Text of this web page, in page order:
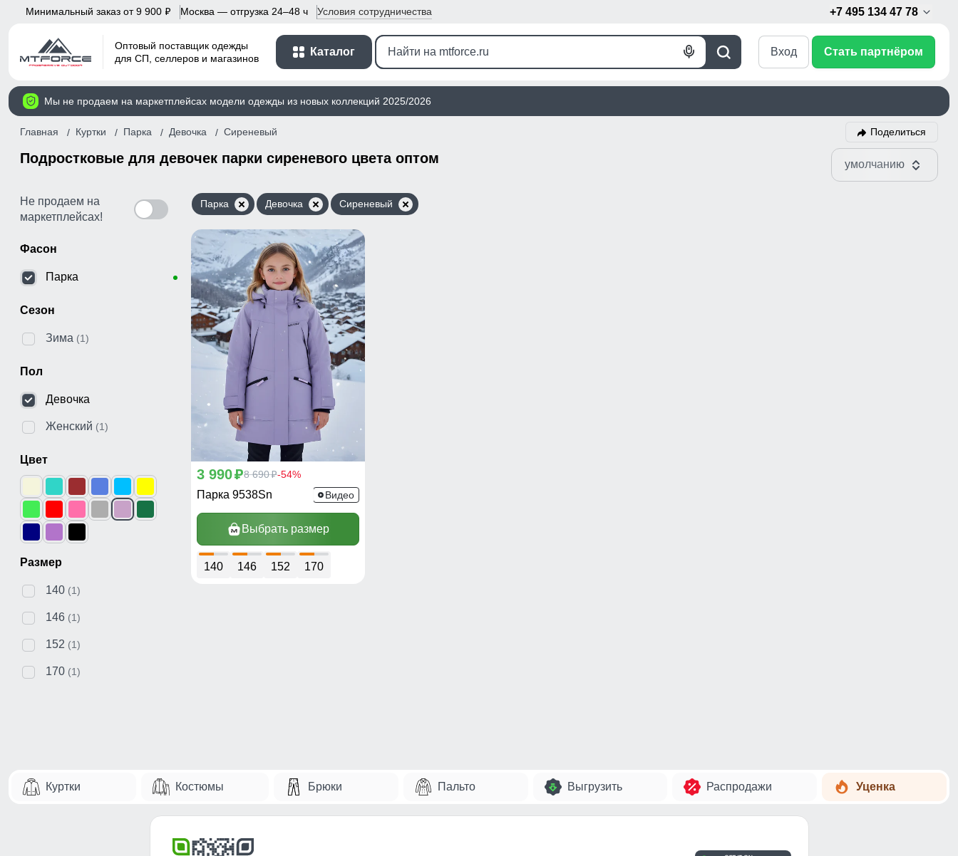
Минимальный заказ от 9 900 p Москва — отгрузка 24–48 ч Условия сотрудничества +7 495 134 47 78
Оптовый поставщик одежды
для СП, селлеров и магазинов
Каталог
Поиск
Голосовой
Вход Стать партнёром
Мы не продаем на маркетплейсах модели одежды из новых коллекций 2025/2026
Главная Куртки Парка Девочка Сиреневый Поделиться
Подростковые для девочек парки сиреневого цвета оптом умолчанию
Не продаем на
маркетплейсах!
Фасон
Парка
Сезон
Зима (1)
Пол
Девочка
Женский (1)
Цвет
Размер
140 (1)
146 (1)
152 (1)
170 (1)
Парка Девочка Сиреневый
3 990p8 690p-54%
Парка 9538Sn Видео
Выбрать размер
140 146 152 170
Куртки Костюмы Брюки Пальто Выгрузить Распродажи Уценка